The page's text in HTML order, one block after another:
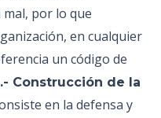
por lo que
en cualquier
un código de
Construcción de la
en la defensa y